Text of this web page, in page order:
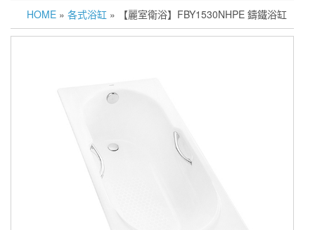
HOME » 各式浴缸 » 【麗室衛浴】FBY1530NHPE 鑄鐵浴缸